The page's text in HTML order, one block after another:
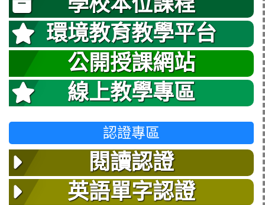
環境教育教學平台
公開授課網站
線上教學專區
認證專區
閱讀認證
英語單字認證